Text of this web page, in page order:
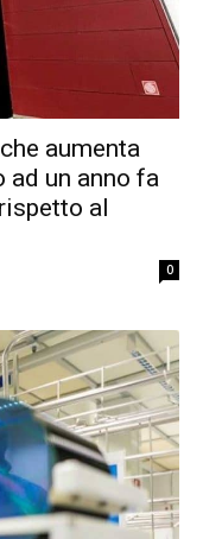
aumenta
ad un anno fa
al
0